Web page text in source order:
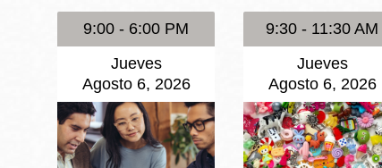
Glen Park
Golden Gate
Valley
Noe Valley
North Beach
9:00 - 6:00 PM
Jueves
Agosto 6, 2026
9:30 - 11:30 AM
Jueves
Agosto 6, 2026